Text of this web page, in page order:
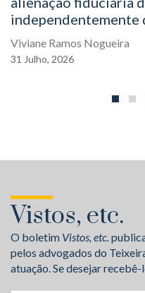
independentemente
Viviane Ramos Nogueira
31 Julho, 2026
Vistos, etc.
O boletim Vistos, etc.
pelos advogados do
atuação. Se desejar